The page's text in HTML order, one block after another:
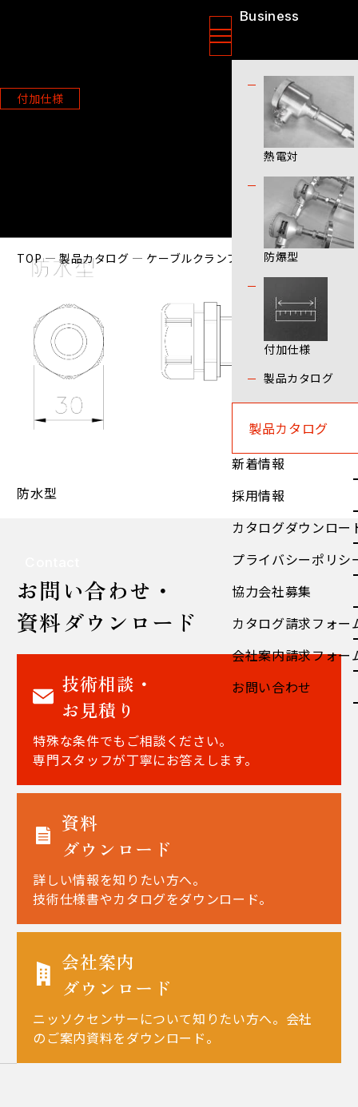
Business
熱電対
防爆型
付加仕様
製品カタログ
製品カタログ
新着情報
採用情報
カタログダウンロー
プライバシーポリシ
協力会社募集
カタログ請求フォー
会社案内請求フォー
お問い合わせ
付加仕様
ケーブルクランプの種類
TOP 製品カタログ ケーブルクランプの種類
防水型
お問い合わせ・
資料ダウンロード
技術相談・
お見積り
特殊な条件でもご相談ください。
専門スタッフが丁寧にお答えします。
資料
ダウンロード
詳しい情報を知りたい方へ。
技術仕様書やカタログをダウンロード。
会社案内
ダウンロード
ニッソクセンサーについて知りたい方へ。会社
のご案内資料をダウンロード。